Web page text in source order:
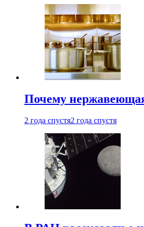
Почему
2 года спустя2 года спустя